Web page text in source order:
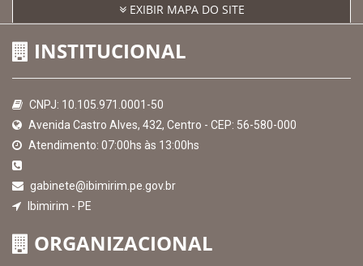
EXIBIR MAPA DO SITE
INSTITUCIONAL
CNPJ: 10.105.971.0001-50
Avenida Castro Alves, 432, Centro - CEP: 56-580-000
Atendimento: 07:00hs às 13:00hs
gabinete@ibimirim.pe.gov.br
Ibimirim - PE
ORGANIZACIONAL